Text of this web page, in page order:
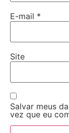
E-mail *
Site
Salvar meus
vez que eu